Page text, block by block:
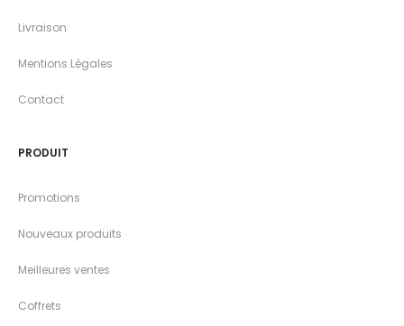
Livraison
Mentions Légales
Contact
PRODUIT
Promotions
Nouveaux produits
Meilleures ventes
Coffrets